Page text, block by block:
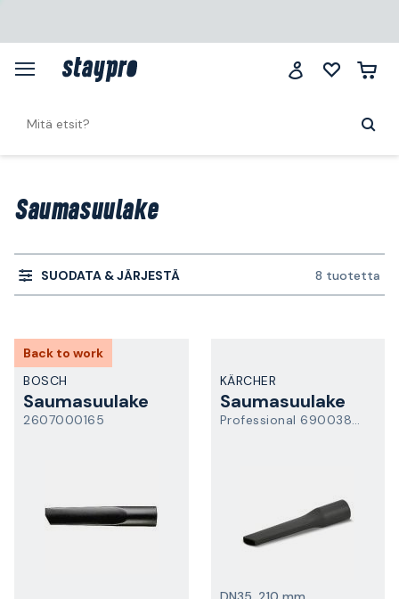
Saumasuulake
SUODATA & JÄRJESTÄ 8 tuotetta
Back to work
BOSCH
Saumasuulake
2607000165
KÄRCHER
Saumasuulake
Professional 69003850